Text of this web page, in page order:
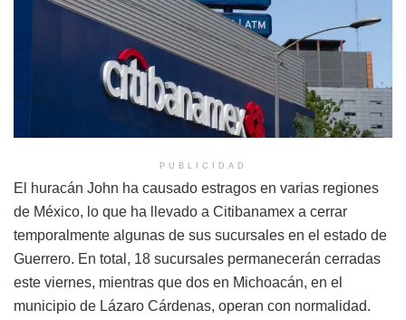
PUBLICIDAD
El huracán John ha causado estragos en varias regiones
de México, lo que ha llevado a Citibanamex a cerrar
temporalmente algunas de sus sucursales en el estado de
Guerrero. En total, 18 sucursales permanecerán cerradas
este viernes, mientras que dos en Michoacán, en el
municipio de Lázaro Cárdenas, operan con normalidad.